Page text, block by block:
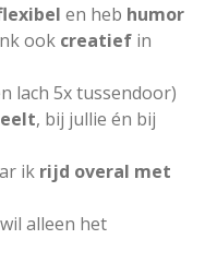
en heb humor
ook creatief in
lach 5x tussendoor)
, bij jullie én bij
ik rijd overal met
alleen het